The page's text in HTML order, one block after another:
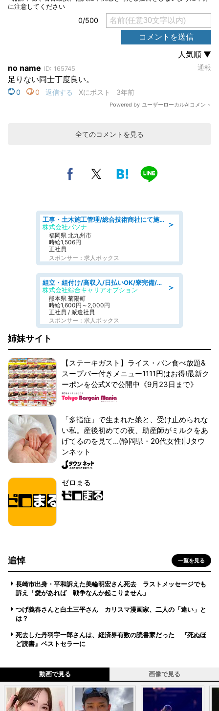
全てのコメントを見る
＞
工事・土木施工管理/総合技術商社にて施工管理のお仕事/即日勤務可/車通勤可/工事・土木施工管理/生産・品質管理
株式会社パソナ
福岡県 北九州市
時給1,506円
正社員
スポンサー：求人ボックス
＞
組立・組付け/高収入/日払いOK/寮完備/交替制/20・30・40代活躍中
株式会社綜合キャリアオプション
熊本県 菊陽町
時給1,600円～2,000円
正社員 / 派遣社員
スポンサー：求人ボックス
姉妹サイト
【ステーキガスト】ライス・パン食べ放題&
スープバー付きメニュー1111円はお得!最新ク
ーポンを公式Xで公開中《9月23日まで》
「多指症」で生まれた娘と、受け止められな
い私。産後初めての夜、助産師がミルクをあ
げてるのを見て...(静岡県・20代女性)|Jタウ
ンネット
ゼロまる
追悼 一覧を見る
長崎市出身・平和訴えた美輪明宏さん死去 ラストメッセージでも
訴え「愛があれば 戦争なんか起こりません」
つげ義春さんと白土三平さん カリスマ漫画家、二人の「違い」と
は？
死去した丹羽宇一郎さんは、経済界有数の読書家だった 『死ぬほ
ど読書』ベストセラーに
動画で見る 画像で見る